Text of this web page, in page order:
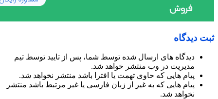
ثبت دیدگاه
دیدگاه های ارسال شده توسط شما، پس از تایید توسط تیم
مدیریت در وب منتشر خواهد شد.
پیام هایی که حاوی تهمت یا افترا باشد منتشر نخواهد شد.
پیام هایی که به غیر از زبان فارسی یا غیر مرتبط باشد منتشر
نخواهد شد.